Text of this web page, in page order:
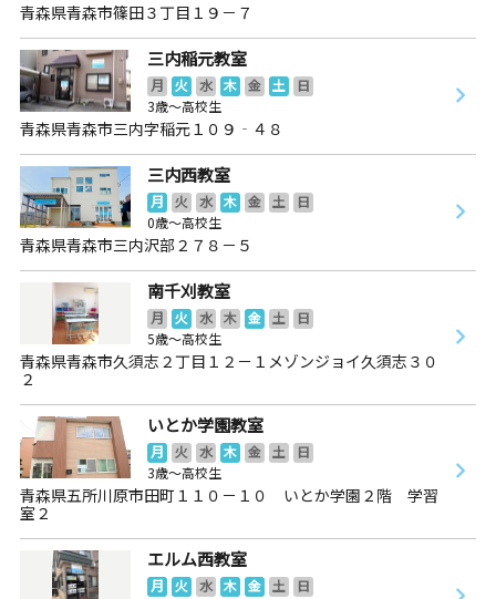
青森県青森市篠田３丁目１９－７
三内稲元教室
月 火 水 木 金 土
日
3歳～高校生
青森県青森市三内字稲元１０９‐４８
三内西教室
月 火 水 木 金 土
日
0歳～高校生
青森県青森市三内沢部２７８－５
南千刈教室
月 火 水 木 金 土
日
5歳～高校生
青森県青森市久須志２丁目１２－１メゾンジョイ久須志３０
２
いとか学園教室
月 火 水 木 金 土
日
3歳～高校生
青森県五所川原市田町１１０－１０ いとか学園２階 学習
室２
エルム西教室
月 火 水 木 金 土
日